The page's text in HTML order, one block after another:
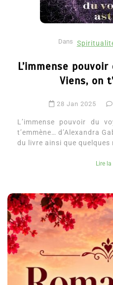
Dans
L’immense
Viens, on
28 Jan 2025
L’immense pouvoir du
t’emmène… d’Alexandra
du livre ainsi que
Lire